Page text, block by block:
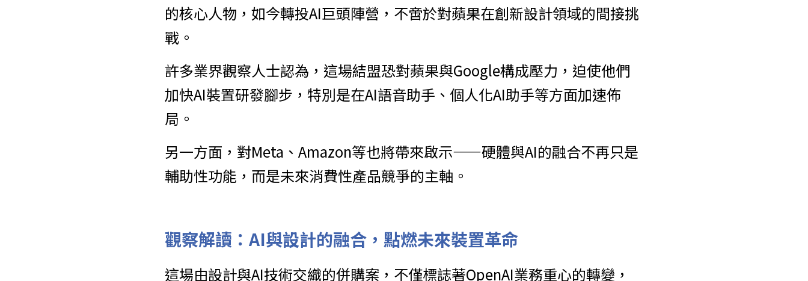
的核心人物，如今轉投AI巨頭陣營，不啻於對蘋果在創新設計領域的間接挑
戰。
許多業界觀察人士認為，這場結盟恐對蘋果與Google構成壓力，迫使他們
加快AI裝置研發腳步，特別是在AI語音助手、個人化AI助手等方面加速佈
局。
另一方面，對Meta、Amazon等也將帶來啟示——硬體與AI的融合不再只是
輔助性功能，而是未來消費性產品競爭的主軸。
觀察解讀：AI與設計的融合，點燃未來裝置革命
這場由設計與AI技術交織的併購案，不僅標誌著OpenAI業務重心的轉變，